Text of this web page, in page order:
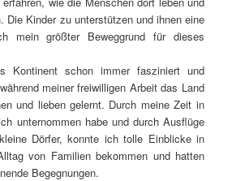
Die Kinder zu unterstützen und ihnen eine
mein größter Beweggrund für dieses
Kontinent schon immer fasziniert und
meiner freiwilligen Arbeit das Land
und lieben gelernt. Durch meine Zeit in
unternommen habe und durch Ausflüge
Dörfer, konnte ich tolle Einblicke in
von Familien bekommen und hatten
Begegnungen.